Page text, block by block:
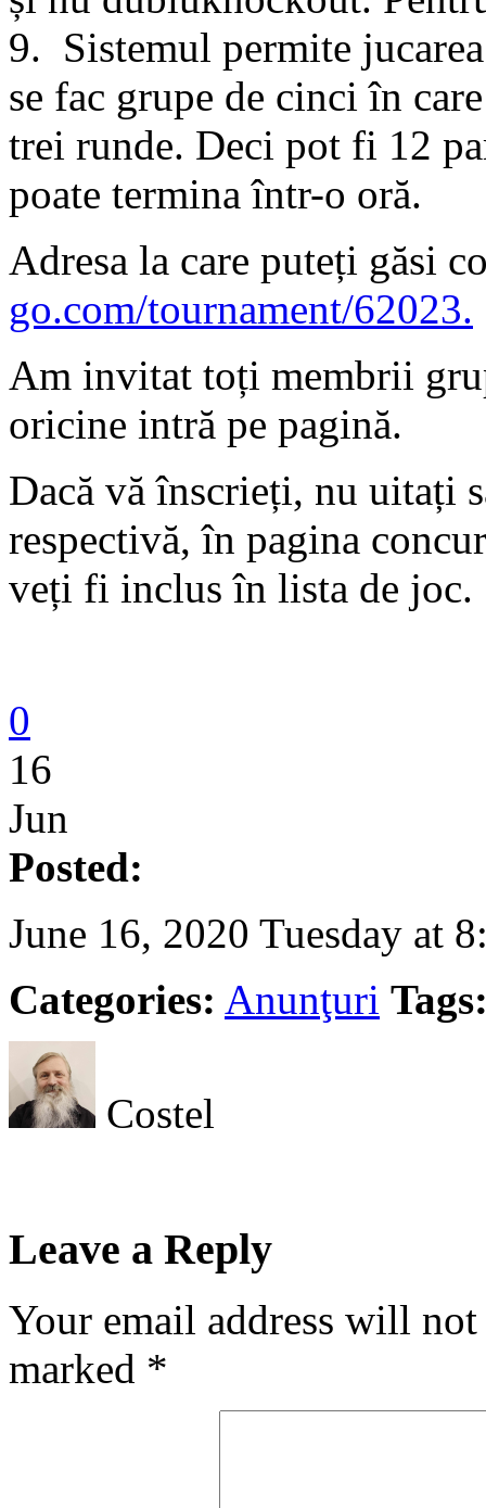
9. Sistemul permite
se fac grupe de cinci în
trei runde. Deci pot fi 12
poate termina într-o oră.
Adresa la care puteți găsi
go.com/tournament/62023.
Am invitat toți membrii
oricine intră pe pagină.
Dacă vă înscrieți, nu uitați
respectivă, în pagina
veți fi inclus în lista de joc.
0
16
Jun
Posted:
June 16, 2020 Tuesday at
Categories: Anunţuri
Costel
Leave a Reply
Your email address will
marked *